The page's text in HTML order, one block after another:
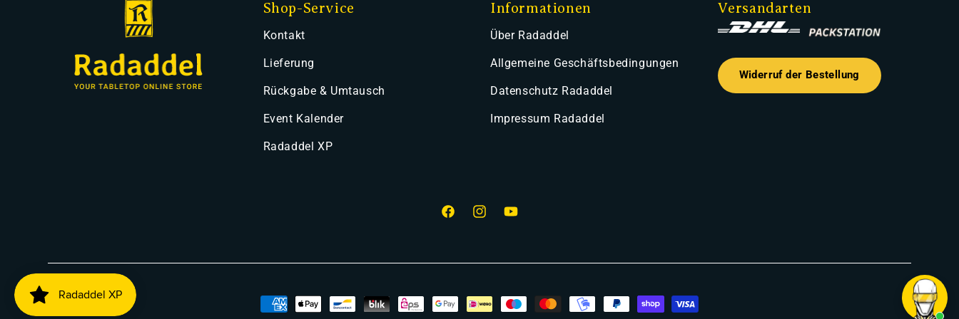
Shop-Service
Kontakt
Lieferung
Rückgabe & Umtausch
Event Kalender
Radaddel XP
Informationen
Über Radaddel
Allgemeine Geschäftsbedingungen
Datenschutz Radaddel
Impressum Radaddel
Versandarten
Widerruf der Bestellung
FacebookInstagramYouTube
Zahlungsmethoden